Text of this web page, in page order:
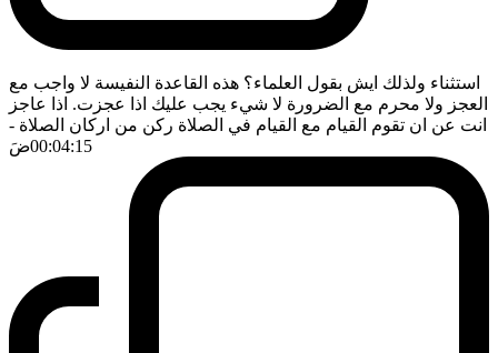
استثناء ولذلك ايش بقول العلماء؟ هذه القاعدة النفيسة لا واجب مع
العجز ولا محرم مع الضرورة لا شيء يجب عليك اذا عجزت. اذا عاجز
انت عن ان تقوم القيام مع القيام في الصلاة ركن من اركان الصلاة -
00:04:15ضَ